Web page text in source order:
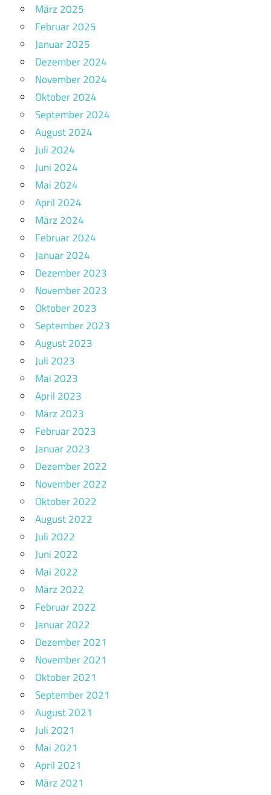
März 2025
Februar 2025
Januar 2025
Dezember 2024
November 2024
Oktober 2024
September 2024
August 2024
Juli 2024
Juni 2024
Mai 2024
April 2024
März 2024
Februar 2024
Januar 2024
Dezember 2023
November 2023
Oktober 2023
September 2023
August 2023
Juli 2023
Mai 2023
April 2023
März 2023
Februar 2023
Januar 2023
Dezember 2022
November 2022
Oktober 2022
August 2022
Juli 2022
Juni 2022
Mai 2022
März 2022
Februar 2022
Januar 2022
Dezember 2021
November 2021
Oktober 2021
September 2021
August 2021
Juli 2021
Mai 2021
April 2021
März 2021